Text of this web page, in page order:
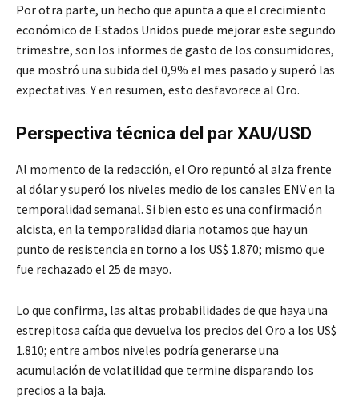
Por otra parte, un hecho que apunta a que el crecimiento
económico de Estados Unidos puede mejorar este segundo
trimestre, son los informes de gasto de los consumidores,
que mostró una subida del 0,9% el mes pasado y superó las
expectativas. Y en resumen, esto desfavorece al Oro.
Perspectiva técnica del par XAU/USD
Al momento de la redacción, el Oro repuntó al alza frente
al dólar y superó los niveles medio de los canales ENV en la
temporalidad semanal. Si bien esto es una confirmación
alcista, en la temporalidad diaria notamos que hay un
punto de resistencia en torno a los US$ 1.870; mismo que
fue rechazado el 25 de mayo.
Lo que confirma, las altas probabilidades de que haya una
estrepitosa caída que devuelva los precios del Oro a los US$
1.810; entre ambos niveles podría generarse una
acumulación de volatilidad que termine disparando los
precios a la baja.